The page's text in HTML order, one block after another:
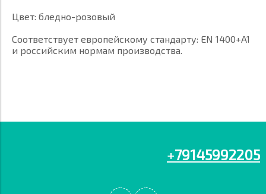
Цвет: бледно-розовый
Соответствует европейскому стандарту: EN 1400+A1
и российским нормам производства.
+79145992205